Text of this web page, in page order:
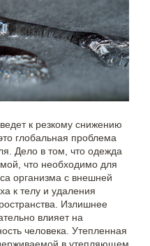
к резкому снижению
глобальная проблема
Дело в том, что одежда
что необходимо для
организма с внешней
к телу и удаления
Излишнее
влияет на
человека. Утепленная